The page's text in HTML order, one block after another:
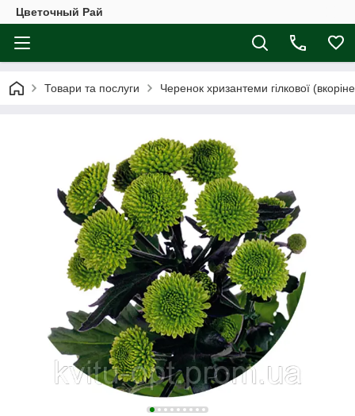
Цветочный Рай
Товари та послуги Черенок хризантеми гілкової